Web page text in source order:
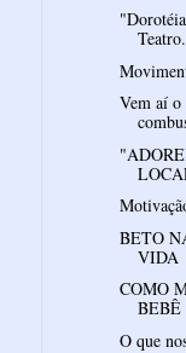
Vem aí
BETO
VIDA
COMO
O que